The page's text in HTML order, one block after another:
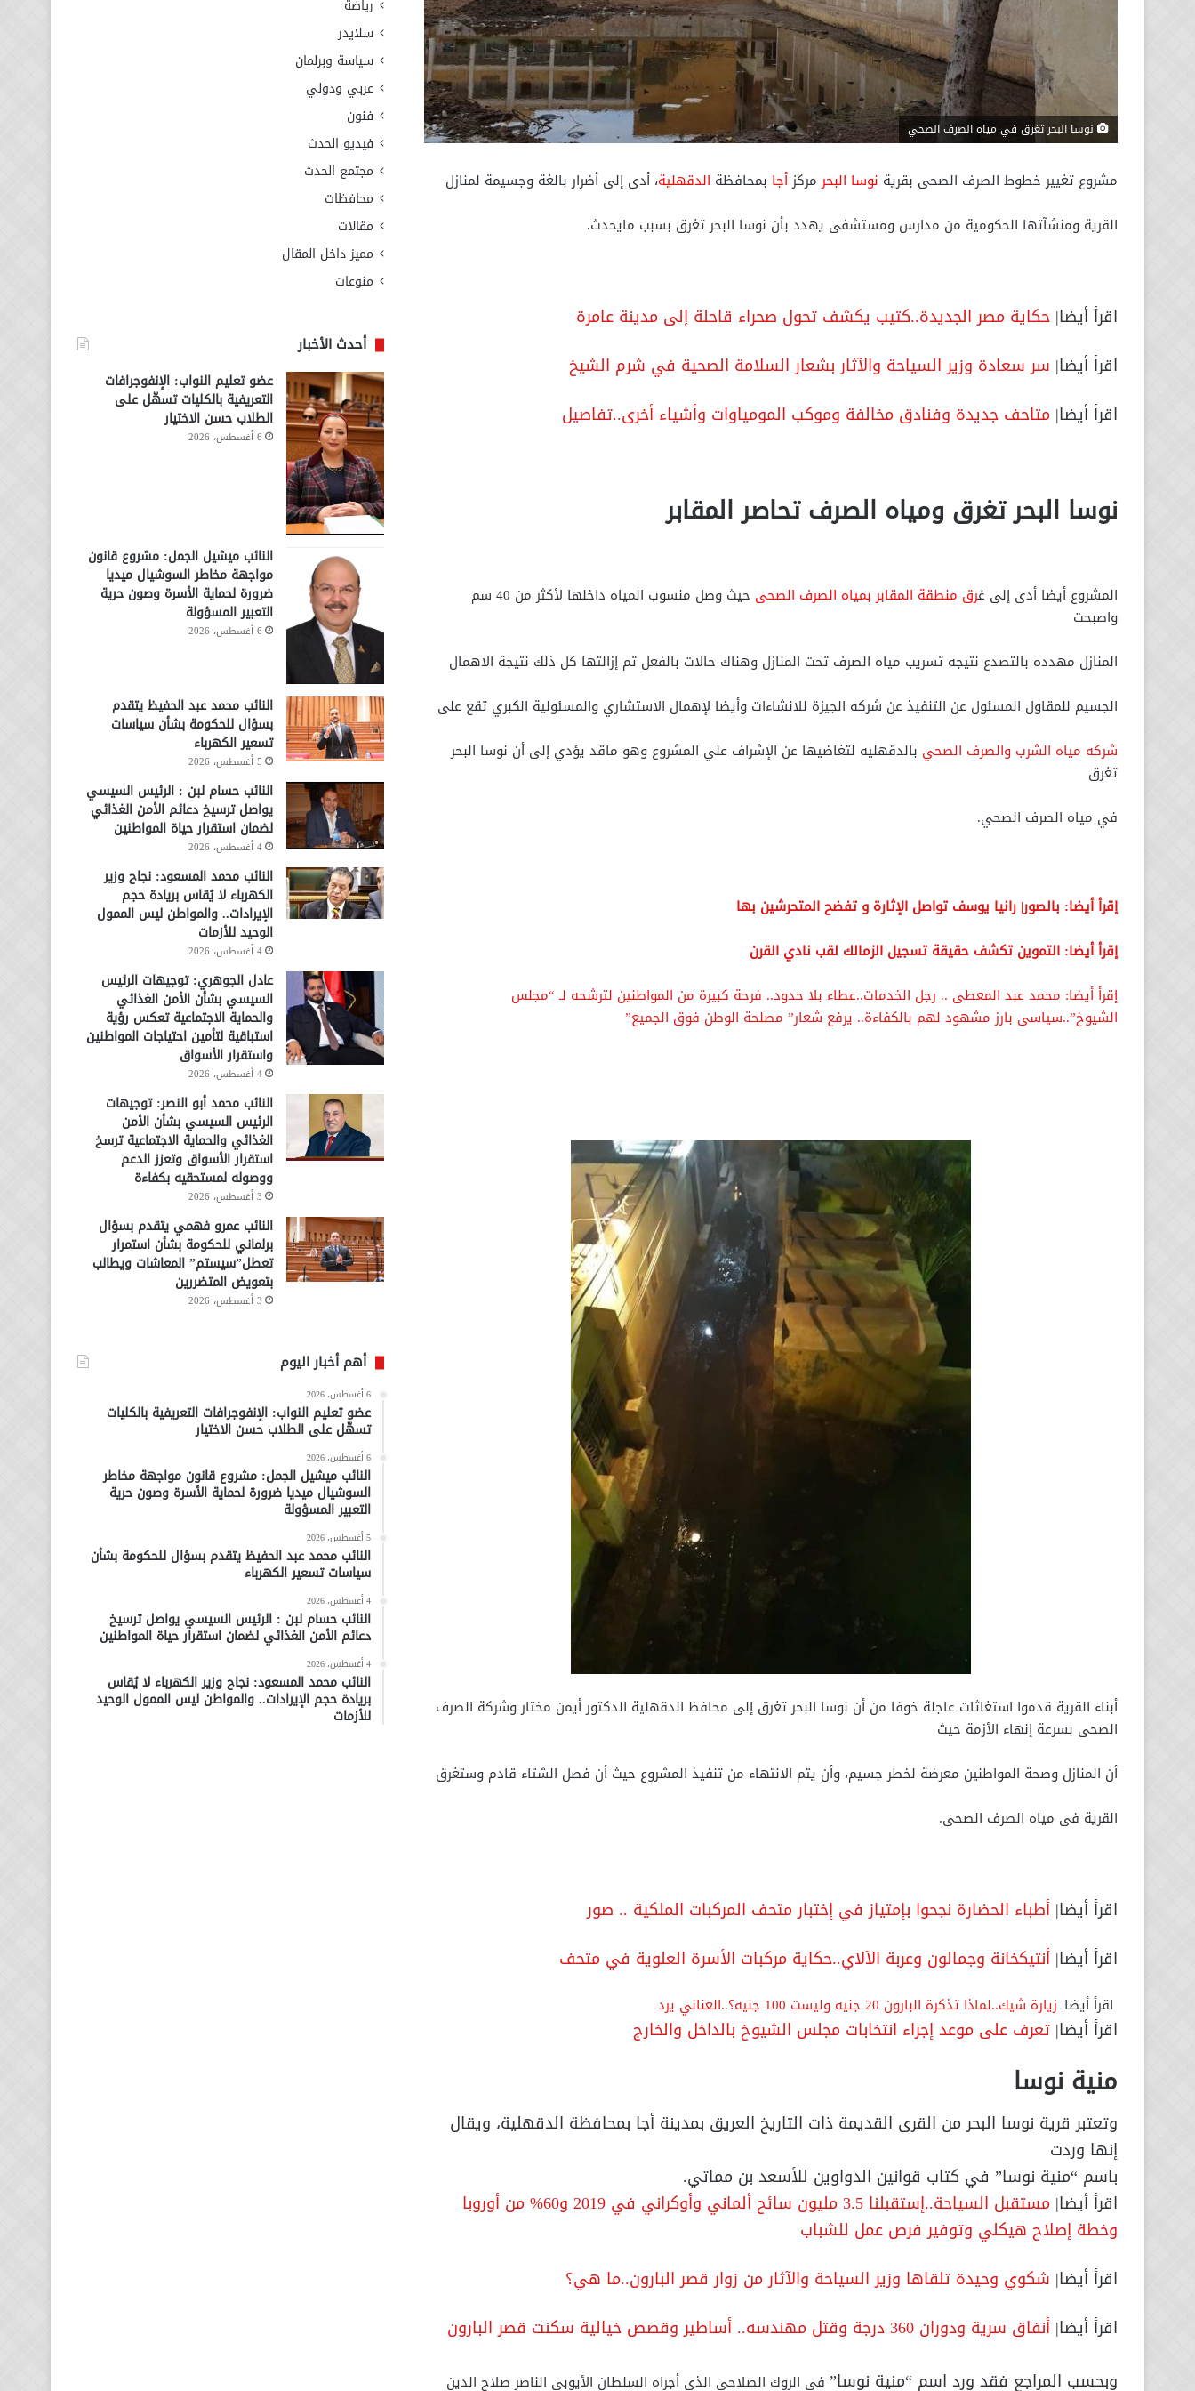
نوسا البحر تغرق في مياه الصرف الصحي
مشروع تغيير خطوط الصرف الصحى بقرية نوسا البحرمركزأجا بمحافظة الدقهلية، أدى إلى أضرار بالغة وجسيمة لمنازل
القرية ومنشآتها الحكومية من مدارس ومستشفى يهدد بأن نوسا البحر تغرق بسبب مايحدث.
اقرأ أيضا| حكاية مصر الجديدة..كتيب يكشف تحول صحراء قاحلة إلى مدينة عامرة
اقرأ أيضا| سر سعادة وزير السياحة والآثار بشعار السلامة الصحية في شرم الشيخ
اقرأ أيضا| متاحف جديدة وفنادق مخالفة وموكب المومياوات وأشياء أخرى..تفاصيل
نوسا البحر تغرق ومياه الصرف تحاصر المقابر
المشروع أيضا أدى إلى غرق منطقة المقابر بمياه الصرف الصحى
حيث وصل منسوب المياه داخلها لأكثر من 40 سم
واصبحت
المنازل مهدده بالتصدع نتيجه تسريب مياه الصرف تحت المنازل وهناك حالات بالفعل تم إزالتها كل ذلك نتيجة الاهمال
الجسيم للمقاول المسئول عن التنفيذ عن شركه الجيزة للانشاءات وأيضا لإهمال الاستشاري والمسئولية الكبري تقع على
شركه مياه الشرب والصرف الصحي بالدقهليه لتغاضيها عن الإشراف علي المشروع وهو ماقد يؤدي إلى أن نوسا البحر
تغرق
في مياه الصرف الصحي.
إقرأ أيضا: بالصور| رانيا يوسف تواصل الإثارة و تفضح المتحرشين بها
إقرأ أيضا: التموين تكشف حقيقة تسجيل الزمالك لقب نادي القرن
إقرأ أيضا: محمد عبد المعطى .. رجل الخدمات..عطاء بلا حدود.. فرحة كبيرة من المواطنين لترشحه لـ “مجلس
الشيوخ”..سياسى بارز مشهود لهم بالكفاءة.. يرفع شعار” مصلحة الوطن فوق الجميع”
أبناء القرية قدموا استغاثات عاجلة خوفا من أن نوسا البحر تغرق إلى محافظ الدقهلية الدكتور أيمن مختار وشركة الصرف
الصحى بسرعة إنهاء الأزمة حيث
أن المنازل وصحة المواطنين معرضة لخطر جسيم، وأن يتم الانتهاء من تنفيذ المشروع حيث أن فصل الشتاء قادم وستغرق
القرية فى مياه الصرف الصحى.
اقرأ أيضا| أطباء الحضارة نجحوا بإمتياز في إختبار متحف المركبات الملكية .. صور
اقرأ أيضا| أنتيكخانة وجمالون وعربة الآلاي..حكاية مركبات الأسرة العلوية في متحف
اقرأ أيضا| زيارة شيك..لماذا تذكرة البارون 20 جنيه وليست 100 جنيه؟..العناني يرد
اقرأ أيضا| تعرف على موعد إجراء انتخابات مجلس الشيوخ بالداخل والخارج
منية نوسا
وتعتبر قرية نوسا البحر من القرى القديمة ذات التاريخ العريق بمدينة أجا بمحافظة الدقهلية، ويقال
إنها وردت
باسم “منية نوسا” في كتاب قوانين الدواوين للأسعد بن مماتي.
اقرأ أيضا|
مستقبل السياحة..إستقبلنا 3.5 مليون سائح ألماني وأوكراني في 2019 و60% من أوروبا
وخطة إصلاح هيكلي وتوفير فرص عمل للشباب
اقرأ أيضا| شكوي وحيدة تلقاها وزير السياحة والآثار من زوار قصر البارون..ما هي؟
اقرأ أيضا| أنفاق سرية ودوران 360 درجة وقتل مهندسه.. أساطير وقصص خيالية سكنت قصر البارون
وبحسب المراجع فقد ورد اسم “منية نوسا” في الروك الصلاحي الذي أجراه السلطان الأيوبي الناصر صلاح الدين
رياضة
سلايدر
سياسة وبرلمان
عربي ودولي
فنون
فيديو الحدث
مجتمع الحدث
محافظات
مقالات
مميز داخل المقال
منوعات
أحدث الأخبار
عضو تعليم النواب: الإنفوجرافات
التعريفية بالكليات تسهّل على
الطلاب حسن الاختيار
6 أغسطس، 2026
النائب ميشيل الجمل: مشروع قانون
مواجهة مخاطر السوشيال ميديا
ضرورة لحماية الأسرة وصون حرية
التعبير المسؤولة
6 أغسطس، 2026
النائب محمد عبد الحفيظ يتقدم
بسؤال للحكومة بشأن سياسات
تسعير الكهرباء
5 أغسطس، 2026
النائب حسام لبن : الرئيس السيسي
يواصل ترسيخ دعائم الأمن الغذائي
لضمان استقرار حياة المواطنين
4 أغسطس، 2026
النائب محمد المسعود: نجاح وزير
الكهرباء لا يُقاس بريادة حجم
الإيرادات.. والمواطن ليس الممول
الوحيد للأزمات
4 أغسطس، 2026
عادل الجوهري: توجيهات الرئيس
السيسي بشأن الأمن الغذائي
والحماية الاجتماعية تعكس رؤية
استباقية لتأمين احتياجات المواطنين
واستقرار الأسواق
4 أغسطس، 2026
النائب محمد أبو النصر: توجيهات
الرئيس السيسي بشأن الأمن
الغذائي والحماية الاجتماعية ترسخ
استقرار الأسواق وتعزز الدعم
ووصوله لمستحقيه بكفاءة
3 أغسطس، 2026
النائب عمرو فهمي يتقدم بسؤال
برلماني للحكومة بشأن استمرار
تعطل”سيستم” المعاشات ويطالب
بتعويض المتضررين
3 أغسطس، 2026
أهم أخبار اليوم
6 أغسطس، 2026
عضو تعليم النواب: الإنفوجرافات التعريفية بالكليات
تسهّل على الطلاب حسن الاختيار
6 أغسطس، 2026
النائب ميشيل الجمل: مشروع قانون مواجهة مخاطر
السوشيال ميديا ضرورة لحماية الأسرة وصون حرية
التعبير المسؤولة
5 أغسطس، 2026
النائب محمد عبد الحفيظ يتقدم بسؤال للحكومة بشأن
سياسات تسعير الكهرباء
4 أغسطس، 2026
النائب حسام لبن : الرئيس السيسي يواصل ترسيخ
دعائم الأمن الغذائي لضمان استقرار حياة المواطنين
4 أغسطس، 2026
النائب محمد المسعود: نجاح وزير الكهرباء لا يُقاس
بريادة حجم الإيرادات.. والمواطن ليس الممول الوحيد
للأزمات